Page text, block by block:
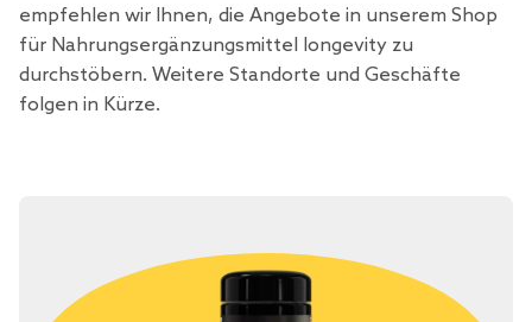
empfehlen wir Ihnen, die Angebote in unserem Shop
für Nahrungsergänzungsmittel longevity zu
durchstöbern. Weitere Standorte und Geschäfte
folgen in Kürze.